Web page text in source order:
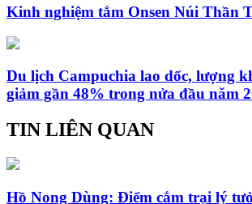
Kinh nghiệm tắm Onsen Núi Thần
Du lịch Campuchia lao dốc, lượng
giảm gần 48% trong nửa đầu năm
TIN LIÊN QUAN
Hồ Nong Dùng: Điểm cắm trại lý